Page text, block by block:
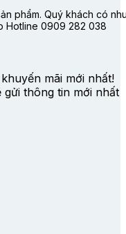
phẩm. Quý khách có
Hotline 0909 282 038
mãi mới nhất!
gửi thông tin mới nhất